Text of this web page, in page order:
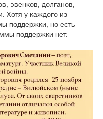
эвенков, долганов,
Хотя у каждого из
поддержки, но есть
поддержки нет.